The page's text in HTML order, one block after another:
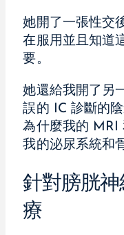
她開了一張性交
在服用並且知道
要。
她還給我開了另
誤的 IC 診斷的
為什麼我的 MRI
我的泌尿系統和
針對膀胱
療